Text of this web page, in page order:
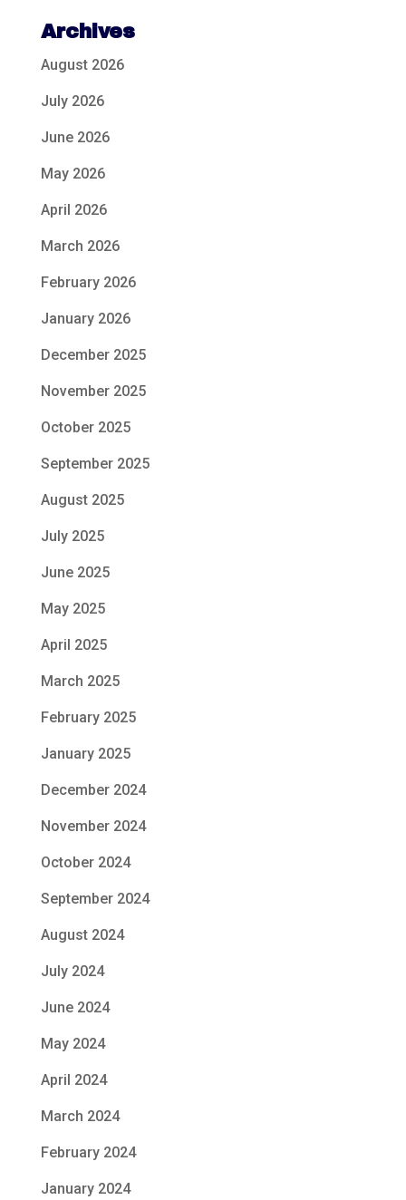
Archives
August 2026
July 2026
June 2026
May 2026
April 2026
March 2026
February 2026
January 2026
December 2025
November 2025
October 2025
September 2025
August 2025
July 2025
June 2025
May 2025
April 2025
March 2025
February 2025
January 2025
December 2024
November 2024
October 2024
September 2024
August 2024
July 2024
June 2024
May 2024
April 2024
March 2024
February 2024
January 2024